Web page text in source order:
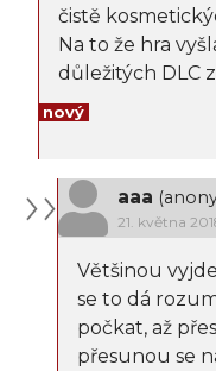
čistě
Na to že hra
důležitých DLC
nový
aaa
21. května
Většinou
se to dá
počkat, až
přesunou se